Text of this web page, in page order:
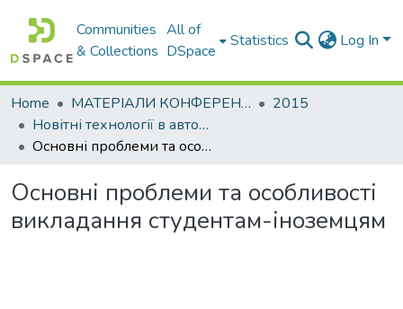
Communities
& Collections
All of
DSpace
Statistics Log In
Home МАТЕРІАЛИ КОНФЕРЕНЦІЙ
2015
Новітні технології в автомобілебудівництві та транспорті. Частина ІІ
Основні проблеми та особливості викладання студентам-іноземцям
Основні проблеми та особливості
викладання студентам-іноземцям